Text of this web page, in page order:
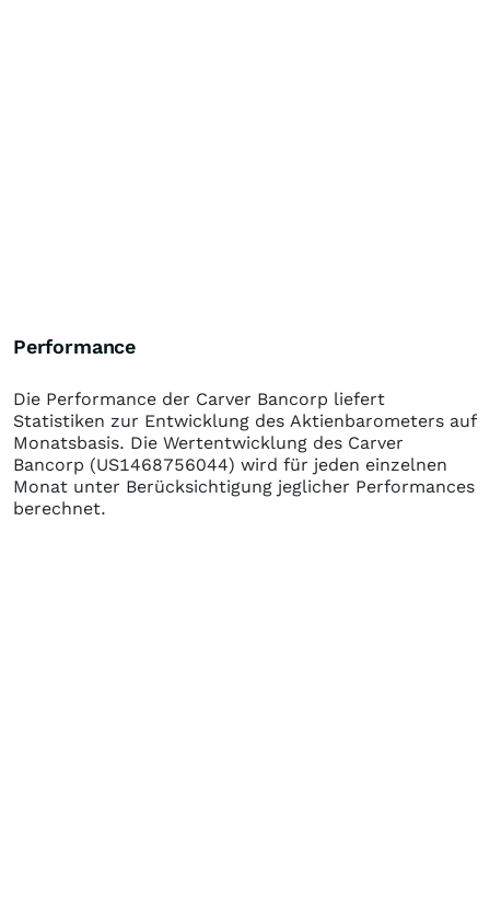
Performance
Die Performance der Carver Bancorp liefert
Statistiken zur Entwicklung des Aktienbarometers auf
Monatsbasis. Die Wertentwicklung des Carver
Bancorp (US1468756044) wird für jeden einzelnen
Monat unter Berücksichtigung jeglicher Performances
berechnet.